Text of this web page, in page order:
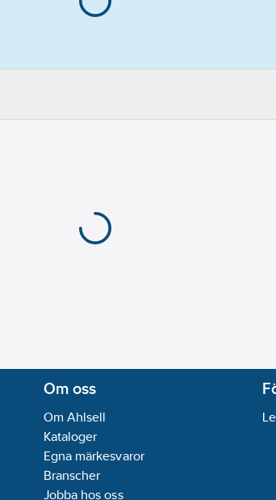
Om oss
Om Ahlsell
Kataloger
Egna märkesvaror
Branscher
Jobba hos oss